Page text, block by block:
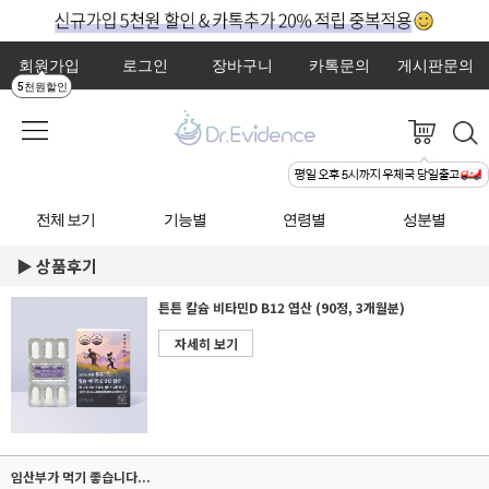
회원가입
5천원할인
로그인 장바구니 카톡문의 게시판문의
전체 보기 기능별 연령별 성분별
상품후기
튼튼 칼슘 비타민D B12 엽산 (90정, 3개월분)
자세히 보기
임산부가 먹기 좋습니다...